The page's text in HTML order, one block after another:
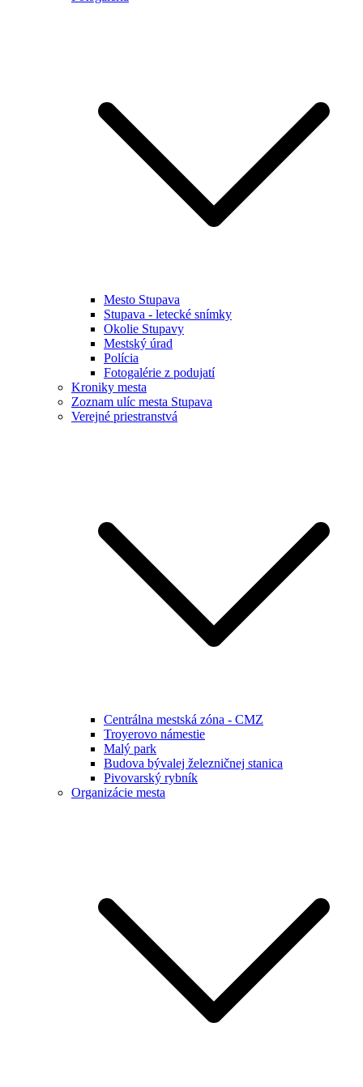
Mesto Stupava
Stupava - letecké snímky
Okolie Stupavy
Mestský úrad
Polícia
Fotogalérie z podujatí
Kroniky mesta
Zoznam ulíc mesta Stupava
Verejné priestranstvá
Centrálna mestská zóna - CMZ
Troyerovo námestie
Malý park
Budova bývalej železničnej stanica
Pivovarský rybník
Organizácie mesta